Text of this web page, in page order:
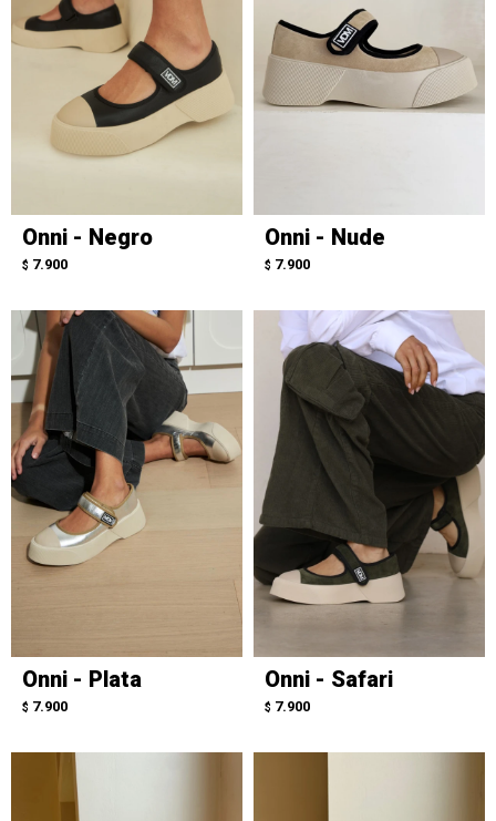
Onni - Negro
$ 7.900
Onni - Nude
$ 7.900
Onni - Plata
$ 7.900
Onni - Safari
$ 7.900